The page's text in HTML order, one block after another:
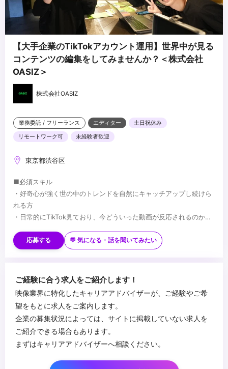
【大手企業のTikTokアカウント運用】世界中が見る
コンテンツの編集をしてみませんか？＜株式会社
OASIZ＞
株式会社OASIZ
業務委託 / フリーランス エディター
土日祝休み
リモートワーク可
未経験者歓迎
東京都渋谷区
■必須スキル
・好奇心が強く世の中のトレンドを自然にキャッチアップし続けら
れる方
・日常的にTikTok見ており、今どういった動画が反応されるのか多
・縦型動画の企画・制作のご経験
・クライアントとのコミュニケーションスキル
・映像制作に関する知識/経験
・制作コストも踏まえた上で、企画を練り上げることができる方
...
応募する 💬 気になる・話を聞いてみたい
ご経験に合う求人をご紹介します！
映像業界に特化したキャリアアドバイザーが、ご経験やご希
望をもとに求人をご案内します。
企業の募集状況によっては、サイトに掲載していない求人を
ご紹介できる場合もあります。
まずはキャリアアドバイザーへ相談ください。